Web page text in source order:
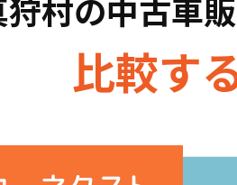
村の中古車
比較す